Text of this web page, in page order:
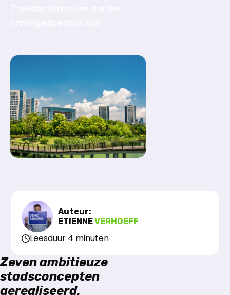
Auteur:
ETIENNEVERHOEFF
Leesduur 4 minuten
Zeven ambitieuze
stadsconcepten
gerealiseerd.